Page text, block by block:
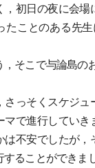
初日の夜に会場
たことのある先
そこで与論島の
っそくスケジュ
マで進行してい
は不安でしたが
ることができま